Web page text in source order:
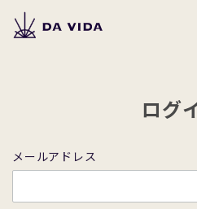
Classical-Natural
ログ
メールアドレス